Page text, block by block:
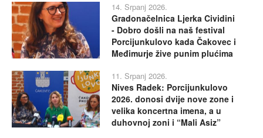
14. Srpanj 2026.
Gradonačelnica Ljerka Cividini
- Dobro došli na naš festival
Porcijunkulovo kada Čakovec i
Međimurje žive punim plućima
11. Srpanj 2026.
Nives Radek: Porcijunkulovo
2026. donosi dvije nove zone i
velika koncertna imena, a u
duhovnoj zoni i “Mali Asiz”